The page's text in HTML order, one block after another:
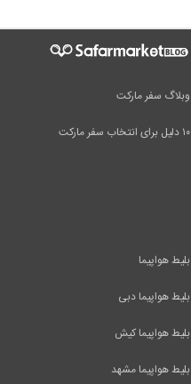
وبلاگ سفر مارکت
۱۰ دلیل برای انتخاب سفر مارکت
بلیط هواپیما
بلیط هواپیما دبی
بلیط هواپیما کیش
بلیط هواپیما مشهد